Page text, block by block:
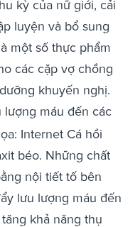
kỳ của nữ giới, cải
luyện và bổ sung
một số thực phẩm
các cặp vợ chồng
khuyến nghị.
lượng máu đến các
Internet Cá hồi
béo. Những chất
nội tiết tố bên
lưu lượng máu đến
khả năng thụ